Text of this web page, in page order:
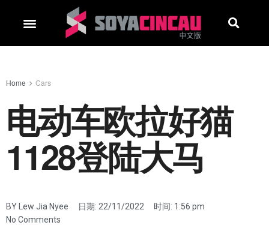
Home Cars
电动车欧拉好猫
1128登陆大马
BY Lew Jia Nyee 日期: 22/11/2022 时间: 1:56 pm
No Comments